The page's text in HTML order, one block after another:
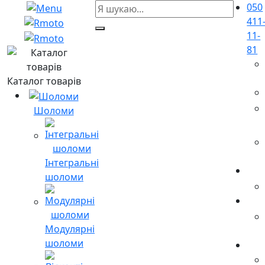
Каталог товарів
Шоломи
Інтегральні
шоломи
Модулярні
шоломи
050
11-
81